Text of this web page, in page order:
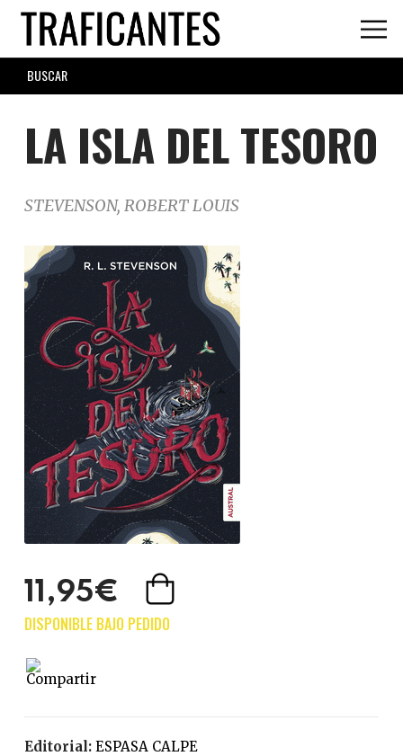
Skip
main
content
SEARCH
FORM
LA ISLA DEL TESORO
STEVENSON, ROBERT LOUIS
11,95€
Editorial:
ESPASA CALPE